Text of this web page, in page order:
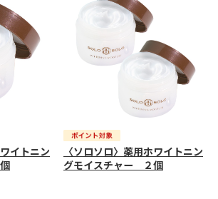
イトニン
〈ソロソロ〉薬用ホワイトニン
グモイスチャー ２個